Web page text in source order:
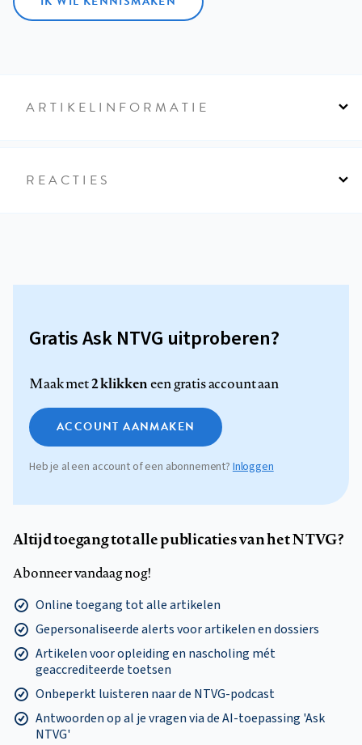
ARTIKELINFORMATIE
REACTIES
Gratis Ask NTVG uitproberen?
Maak met2 klikkeneen gratis account aan
ACCOUNT AANMAKEN
Heb je al een account of een abonnement?Inloggen
Altijd toegang tot alle publicaties van het NTVG?
Abonneer vandaag nog!
Online toegang tot alle artikelen
Gepersonaliseerde alerts voor artikelen en dossiers
Artikelen voor opleiding en nascholing mét
geaccrediteerde toetsen
Onbeperkt luisteren naar de NTVG-podcast
Antwoorden op al je vragen via de AI-toepassing 'Ask
NTVG'